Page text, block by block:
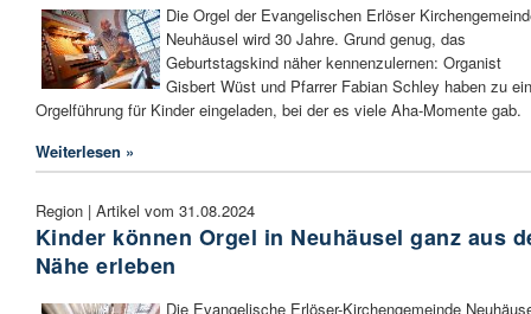
Die Orgel der Evangelischen Erlöser
Neuhäusel wird 30 Jahre. Grund genug, das
Geburtstagskind näher kennenzulernen: Organist
Gisbert Wüst und Pfarrer Fabian Schley haben zu
Orgelführung für Kinder eingeladen, bei der es viele Aha-Momente gab.
Weiterlesen »
Region | Artikel vom 31.08.2024
Kinder können Orgel in Neuhäusel ganz aus
Nähe erleben
Die Evangelische Erlöser-Kirchengemeinde